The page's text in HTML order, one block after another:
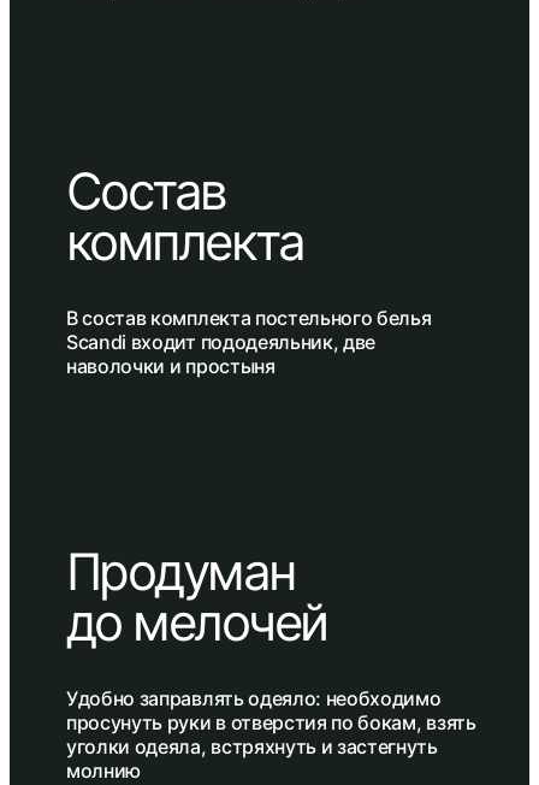
Состав
комплекта
В состав комплекта постельного белья
Scandi входит пододеяльник, две
наволочки и простыня
Продуман
до мелочей
Удобно заправлять одеяло: необходимо
просунуть руки в отверстия по бокам, взять
уголки одеяла, встряхнуть и застегнуть
молнию